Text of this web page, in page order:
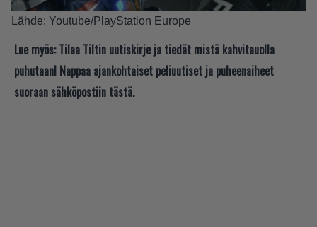
Lähde: Youtube/PlayStation Europe
Lue myös: Tilaa Tiltin uutiskirje ja tiedät mistä kahvitauolla
puhutaan! Nappaa ajankohtaiset peliuutiset ja puheenaiheet
suoraan sähköpostiin tästä.